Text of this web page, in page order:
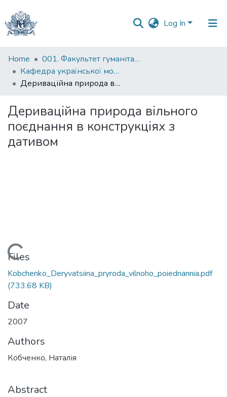
Log In
Communities
&
Collections
Statistics
Home
001. Факультет гуманітарних наук
Кафедра української мови
Дериваційна природа вільного поєднання в конструкціях з дативом
Дериваційна природа вільного
поєднання в конструкціях з
дативом
Loading...
Files
Kobchenko_Deryvatsiina_pryroda_vilnoho_poiednannia.pdf
(733.68 KB)
Date
2007
Authors
Кобченко, Наталія
Abstract